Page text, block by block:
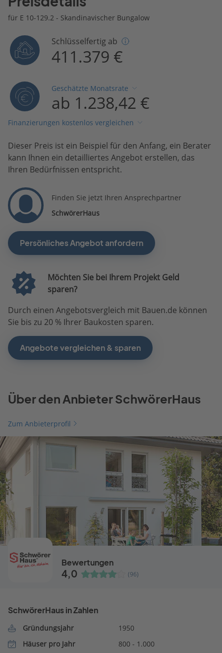
für E 10-129.2 - Skandinavischer Bungalow
Schlüsselfertig ab
411.379 €
Geschätzte Monatsrate
ab 1.238,42 €
Finanzierungen kostenlos vergleichen
Dieser Preis ist ein Beispiel für den Anfang, ein Berater
kann Ihnen ein detailliertes Angebot erstellen, das
Ihren Bedürfnissen entspricht.
Finden Sie jetzt Ihren Ansprechpartner
SchwörerHaus
Persönliches Angebot anfordern
Möchten Sie bei Ihrem Projekt Geld
sparen?
Durch einen Angebotsvergleich mit Bauen.de können
Sie bis zu 20 % Ihrer Baukosten sparen.
Angebote vergleichen & sparen
Über den Anbieter SchwörerHaus
Zum Anbieterprofil
Bewertungen
4,0 (96)
SchwörerHaus in Zahlen
Gründungsjahr
1950
Häuser pro Jahr
800 - 1.000